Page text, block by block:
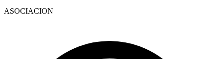
ASOCIACION